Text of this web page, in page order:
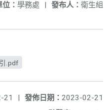
發布人： 衛生組
： 學務處 |
.pdf
發佈日期： 2023-02-21
21
|